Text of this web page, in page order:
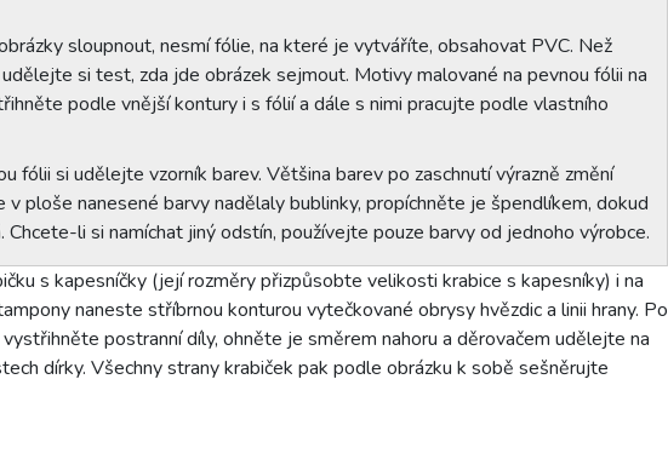
sloupnout, nesmí fólie, na které je vytváříte, obsahovat PVC. Než
si test, zda jde obrázek sejmout. Motivy malované na pevnou fólii na
podle vnější kontury i s fólií a dále s nimi pracujte podle vlastního
fólii si udělejte vzorník barev. Většina barev po zaschnutí výrazně změní
v ploše nanesené barvy nadělaly bublinky, propíchněte je špendlíkem, dokud
Chcete-li si namíchat jiný odstín, používejte pouze barvy od jednoho výrobce.
s kapesníčky (její rozměry přizpůsobte velikosti krabice s kapesníky) i na
naneste stříbrnou konturou vytečkované obrysy hvězdic a linii hrany. Po
postranní díly, ohněte je směrem nahoru a děrovačem udělejte na
dírky. Všechny strany krabiček pak podle obrázku k sobě sešněrujte